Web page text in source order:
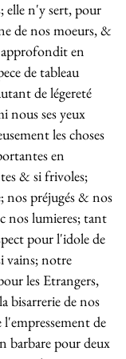
elle n'y sert, pour
de nos moeurs, &
en
de tableau
de légereté
nous ses yeux
les choses
en
& si frivoles;
nos préjugés & nos
nos lumieres; tant
pour l'idole de
vains; notre
les Etrangers,
bisarrerie de nos
de
barbare pour deux